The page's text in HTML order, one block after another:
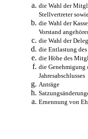
die Wahl der
Stellvertreter
die Wahl der
Vorstand
die Wahl der
die Entlastung des
die Höhe des
die Genehmigung
Jahresabschlusses
Anträge
Ernennung von